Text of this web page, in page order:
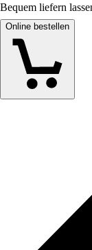
Bequem liefern
Online bestellen